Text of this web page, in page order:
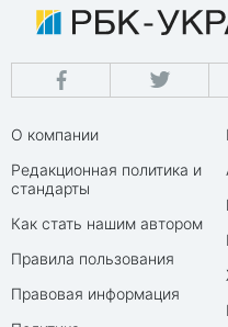
О компании
Редакционная политика и
стандарты
Как стать нашим автором
Правила пользования
Правовая информация